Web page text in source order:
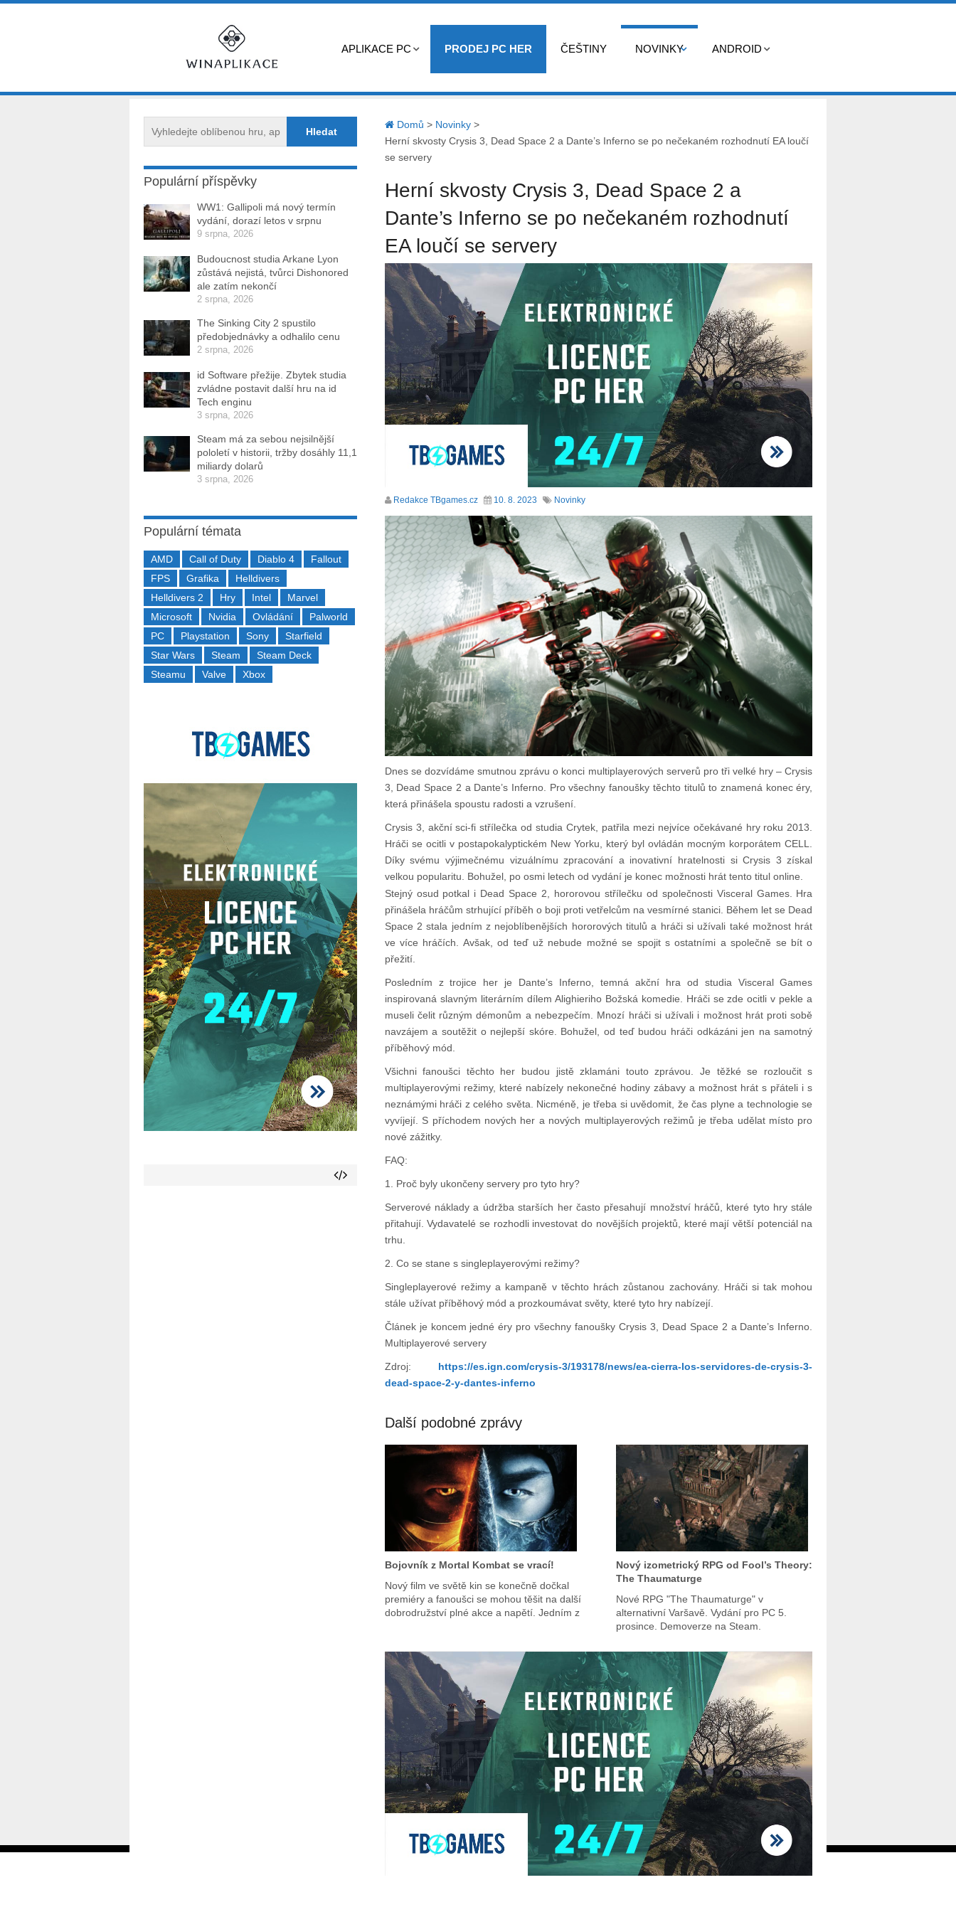
APLIKACE PC PRODEJ PC HER ČEŠTINY NOVINKY ANDROID
Domů > Novinky>
Herní skvosty Crysis 3, Dead Space 2 a Dante’s Inferno se po nečekaném rozhodnutí EA loučí
se servery
Herní skvosty Crysis 3, Dead Space 2 a
Dante’s Inferno se po nečekaném rozhodnutí
EA loučí se servery
Redakce TBgames.cz 10. 8. 2023 Novinky
Dnes se dozvídáme smutnou zprávu o konci multiplayerových serverů pro tři velké hry – Crysis
3, Dead Space 2 a Dante’s Inferno. Pro všechny fanoušky těchto titulů to znamená konec éry,
která přinášela spoustu radosti a vzrušení.
Crysis 3, akční sci-fi střílečka od studia Crytek, patřila mezi nejvíce očekávané hry roku 2013.
Hráči se ocitli v postapokalyptickém New Yorku, který byl ovládán mocným korporátem CELL.
Díky svému výjimečnému vizuálnímu zpracování a inovativní hratelnosti si Crysis 3 získal
velkou popularitu. Bohužel, po osmi letech od vydání je konec možnosti hrát tento titul online.
Stejný osud potkal i Dead Space 2, hororovou střílečku od společnosti Visceral Games. Hra
přinášela hráčům strhující příběh o boji proti vetřelcům na vesmírné stanici. Během let se Dead
Space 2 stala jedním z nejoblíbenějších hororových titulů a hráči si užívali také možnost hrát
ve více hráčích. Avšak, od teď už nebude možné se spojit s ostatními a společně se bít o
přežití.
Posledním z trojice her je Dante’s Inferno, temná akční hra od studia Visceral Games
inspirovaná slavným literárním dílem Alighieriho Božská komedie. Hráči se zde ocitli v pekle a
museli čelit různým démonům a nebezpečím. Mnozí hráči si užívali i možnost hrát proti sobě
navzájem a soutěžit o nejlepší skóre. Bohužel, od teď budou hráči odkázáni jen na samotný
příběhový mód.
Všichni fanoušci těchto her budou jistě zklamáni touto zprávou. Je těžké se rozloučit s
multiplayerovými režimy, které nabízely nekonečné hodiny zábavy a možnost hrát s přáteli i s
neznámými hráči z celého světa. Nicméně, je třeba si uvědomit, že čas plyne a technologie se
vyvíjejí. S příchodem nových her a nových multiplayerových režimů je třeba udělat místo pro
nové zážitky.
FAQ:
1. Proč byly ukončeny servery pro tyto hry?
Serverové náklady a údržba starších her často přesahují množství hráčů, které tyto hry stále
přitahují. Vydavatelé se rozhodli investovat do novějších projektů, které mají větší potenciál na
trhu.
2. Co se stane s singleplayerovými režimy?
Singleplayerové režimy a kampaně v těchto hrách zůstanou zachovány. Hráči si tak mohou
stále užívat příběhový mód a prozkoumávat světy, které tyto hry nabízejí.
Článek je koncem jedné éry pro všechny fanoušky Crysis 3, Dead Space 2 a Dante’s Inferno.
Multiplayerové servery
Zdroj: https://es.ign.com/crysis-3/193178/news/ea-cierra-los-servidores-de-crysis-3-
dead-space-2-y-dantes-inferno
Další podobné zprávy
Bojovník z Mortal Kombat se vrací!
Nový film ve světě kin se konečně dočkal
premiéry a fanoušci se mohou těšit na další
dobrodružství plné akce a napětí. Jedním z
Nový izometrický RPG od Fool’s Theory:
The Thaumaturge
Nové RPG "The Thaumaturge" v
alternativní Varšavě. Vydání pro PC 5.
prosince. Demoverze na Steam.
Populární příspěvky
WW1: Gallipoli má nový termín
vydání, dorazí letos v srpnu
9 srpna, 2026
Budoucnost studia Arkane Lyon
zůstává nejistá, tvůrci Dishonored
ale zatím nekončí
2 srpna, 2026
The Sinking City 2 spustilo
předobjednávky a odhalilo cenu
2 srpna, 2026
id Software přežije. Zbytek studia
zvládne postavit další hru na id
Tech enginu
3 srpna, 2026
Steam má za sebou nejsilnější
pololetí v historii, tržby dosáhly 11,1
miliardy dolarů
3 srpna, 2026
Populární témata
AMD Call of Duty Diablo 4
Fallout
FPS
Grafika
Helldivers
Helldivers 2
Hry Intel
Marvel
Microsoft
Nvidia Ovládání
Palworld
PC
Playstation Sony
Starfield
Star Wars
Steam
Steam Deck
Steamu
Valve Xbox